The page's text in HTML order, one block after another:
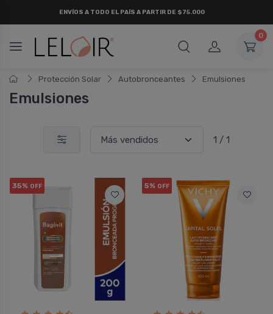
ENVÍOS A TODO EL PAÍS A PARTIR DE $75.000
0
Protección Solar Autobronceantes Emulsiones
Emulsiones
1 / 1
35% OFF 5% OFF